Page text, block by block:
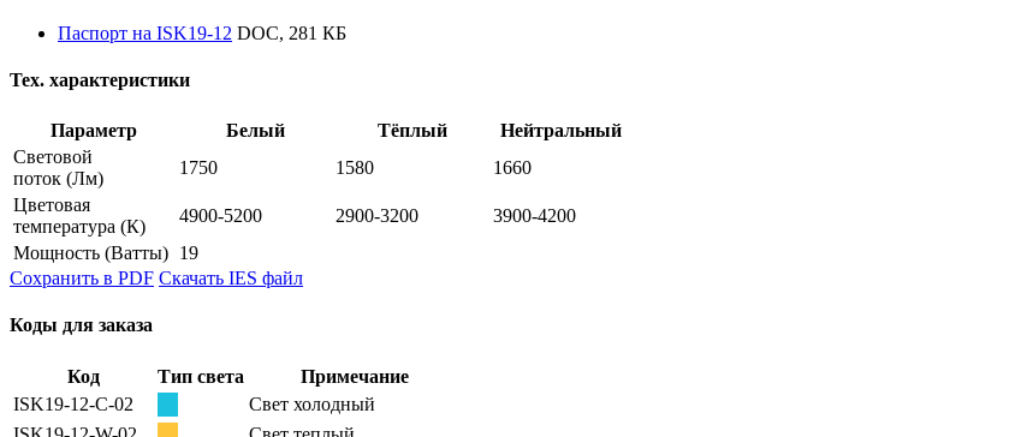
Паспорт на ISK19-12 DOC, 281 КБ
Тех. характеристики
Параметр Белый Тёплый
Нейтральный
Световой
поток (Лм)
1750 1580
1660
Цветовая
температура (К)
4900-5200 2900-3200
3900-4200
Мощность (Ватты) 19
Сохранить в PDF Скачать IES файл
Коды для заказа
Код Тип света
Примечание
ISK19-12-C-02
Свет холодный